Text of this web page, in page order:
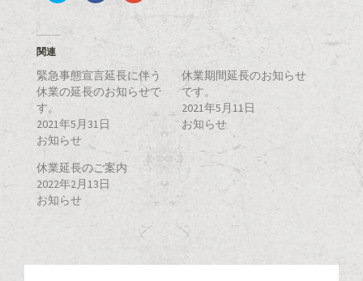
t
e
共
有
(
し
い
ウ
ィ
ン
す
o
共
有
す
は
ク
ク
し
て
く
ウ
ク
g
l
e
共
新
し
い
ン
で
開
す
関連
緊急事態宣言延長に伴う
休業の延長のお知らせで
す。
2021年5月31日
お知らせ
休業期間延長のお知らせ
です。
2021年5月11日
お知らせ
休業延長のご案内
2022年2月13日
お知らせ